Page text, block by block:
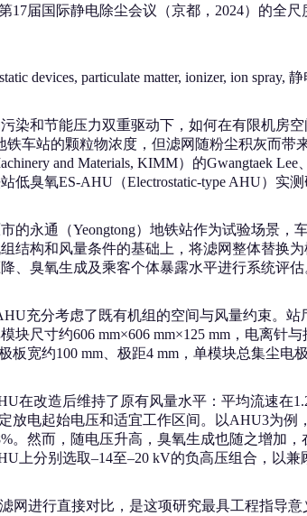
17届国际静电除尘会议（京都，2024）的全
devices, particulate matter, ionizer, ion spray,
染和节能压力双重驱动下，如何在有限机房
铁车站的颗粒物浓度，但滤网随粉尘积灰而
and Materials, KIMM）的Gwangtaek
低臭氧ES-AHU（Electrostatic-type AHU）实
的永通（Yeongtong）地铁站作为试验场景
结构和风量条件的基础上，将滤网整体替换
、臭氧生成及乘客个体暴露水平进行系统评估
充分考虑了既有机组的空间与风量约束。
块尺寸约606 mm×606 mm×125 mm，电离针
板宽约100 mm、极距4 mm，单模块总集尘
在改造后维持了原有风量水平：平均流速在
放电起始电压和适宜工作区间。以AHU3为例
。然而，随电压升高，臭氧生成也随之增加
上分别选取–14至–20 kV的负高压组合，以
网进行直接对比，是这项研究最具工程指导